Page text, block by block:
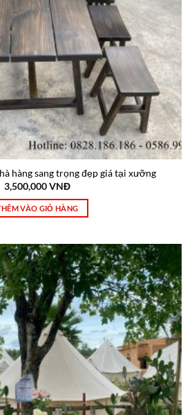
hàng sang trọng đẹp giá tại xưỡng
3,500,000VNĐ
VÀO GIỎ HÀNG